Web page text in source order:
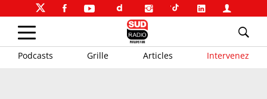
Podcasts Grille Articles Intervenez